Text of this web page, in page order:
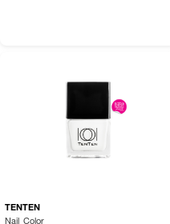
TENTEN
Nail Color